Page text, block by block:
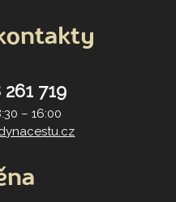
719
– 16:00